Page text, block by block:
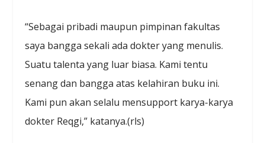
“Sebagai pribadi maupun pimpinan fakultas
saya bangga sekali ada dokter yang menulis.
Suatu talenta yang luar biasa. Kami tentu
senang dan bangga atas kelahiran buku ini.
Kami pun akan selalu mensupport karya-karya
dokter Reqgi,” katanya.(rls)